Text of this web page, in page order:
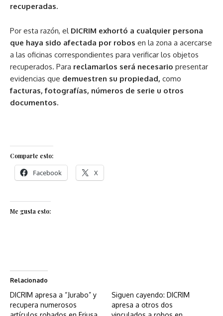
recuperadas.
Por esta razón, el DICRIM exhortó a cualquier persona
que haya sido afectada por robos en la zona a acercarse
a las oficinas correspondientes para verificar los objetos
recuperados. Para reclamarlos será necesario presentar
evidencias que demuestren su propiedad, como
facturas, fotografías, números de serie u otros
documentos.
Comparte esto:
Facebook X
Me gusta esto:
Relacionado
DICRIM apresa a “Jurabo” y
recupera numerosos
Siguen cayendo: DICRIM
apresa a otros dos